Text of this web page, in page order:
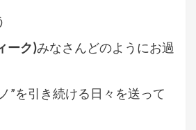
ーク)みなさんどのようにお過
”を引き続ける日々を送って